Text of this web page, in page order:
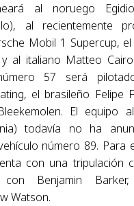
al noruego
al recientemente
Mobil 1 Supercup,
al italiano Matteo
57 será
el brasileño Felipe
El equipo
todavía no ha
número 89. Para
con una tripulación
Benjamin Barker,
Watson.